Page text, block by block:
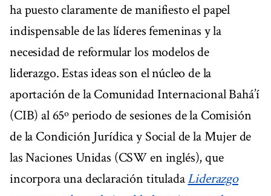
ha puesto claramente de manifiesto el papel
indispensable de las líderes femeninas y la
necesidad de reformular los modelos de
liderazgo. Estas ideas son el núcleo de la
aportación de la Comunidad Internacional Bahá’í
(CIB) al 65º periodo de sesiones de la Comisión
de la Condición Jurídica y Social de la Mujer de
las Naciones Unidas (CSW en inglés), que
incorpora una declaración tituladaLiderazgo